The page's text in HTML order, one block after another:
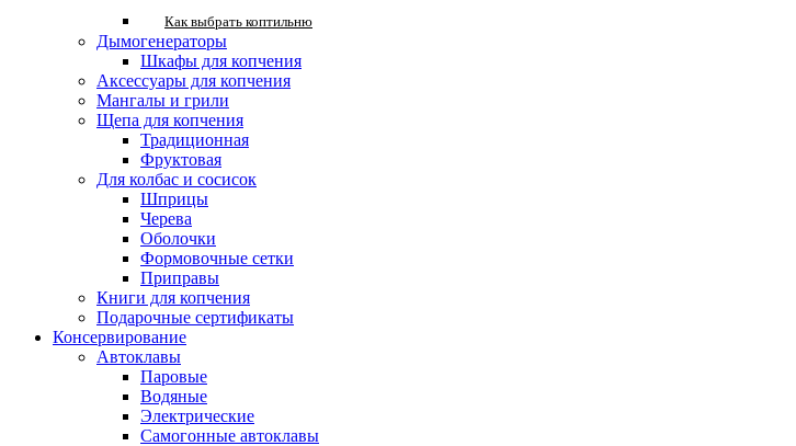
Как выбрать коптильню
Дымогенераторы
Шкафы для копчения
Аксессуары для копчения
Мангалы и грили
Щепа для копчения
Традиционная
Фруктовая
Для колбас и сосисок
Шприцы
Черева
Оболочки
Формовочные сетки
Приправы
Книги для копчения
Подарочные сертификаты
Консервирование
Автоклавы
Паровые
Водяные
Электрические
Самогонные автоклавы